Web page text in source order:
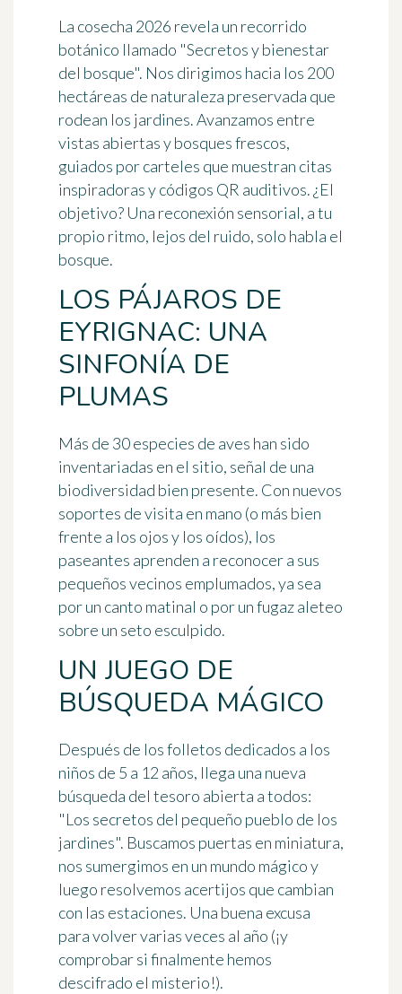
La cosecha 2026 revela un recorrido
botánico llamado "Secretos y bienestar
del bosque". Nos dirigimos hacia los 200
hectáreas de naturaleza preservada que
rodean los jardines. Avanzamos entre
vistas abiertas y bosques frescos,
guiados por carteles que muestran citas
inspiradoras y códigos QR auditivos. ¿El
objetivo? Una reconexión sensorial, a tu
propio ritmo, lejos del ruido, solo habla el
bosque.
LOS PÁJAROS DE
EYRIGNAC: UNA
SINFONÍA DE
PLUMAS
Más de 30 especies de aves han sido
inventariadas en el sitio, señal de una
biodiversidad bien presente. Con nuevos
soportes de visita en mano (o más bien
frente a los ojos y los oídos), los
paseantes aprenden a reconocer a sus
pequeños vecinos emplumados, ya sea
por un canto matinal o por un fugaz aleteo
sobre un seto esculpido.
UN JUEGO DE
BÚSQUEDA MÁGICO
Después de los folletos dedicados a los
niños de 5 a 12 años, llega una nueva
búsqueda del tesoro abierta a todos:
"Los secretos del pequeño pueblo de los
jardines". Buscamos puertas en miniatura,
nos sumergimos en un mundo mágico y
luego resolvemos acertijos que cambian
con las estaciones. Una buena excusa
para volver varias veces al año (¡y
comprobar si finalmente hemos
descifrado el misterio!).